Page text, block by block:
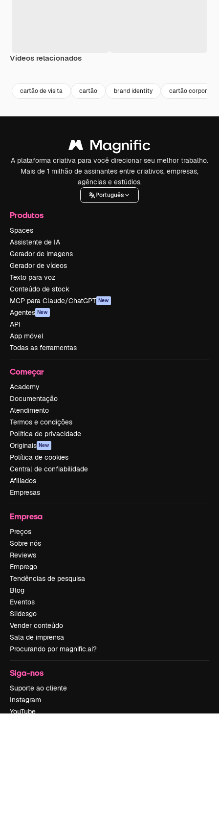
Vídeos relacionados
cartão de visita cartão brand identity cartão
A plataforma criativa para você direcionar seu melhor trabalho.
Mais de 1 milhão de assinantes entre criativos, empresas,
agências e estúdios.
Português
Produtos
Spaces
Assistente de IA
Gerador de imagens
Gerador de vídeos
Texto para voz
Conteúdo de stock
MCP para Claude/ChatGPT New
Agentes New
API
App móvel
Todas as ferramentas
Começar
Academy
Documentação
Atendimento
Termos e condições
Política de privacidade
Originais New
Política de cookies
Central de confiabilidade
Afiliados
Empresas
Empresa
Preços
Sobre nós
Reviews
Emprego
Tendências de pesquisa
Blog
Eventos
Slidesgo
Vender conteúdo
Sala de imprensa
Procurando por magnific.ai?
Siga-nos
Suporte ao cliente
Instagram
YouTube